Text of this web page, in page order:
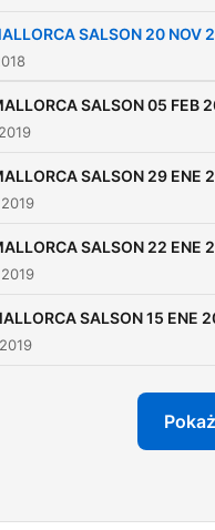
SALSON 20 NOV
SALSON 05 FEB
SALSON 29 ENE
SALSON 22 ENE
SALSON 15 ENE